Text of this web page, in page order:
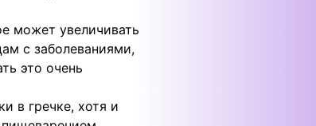
может увеличивать
с заболеваниями,
это очень
в гречке, хотя и